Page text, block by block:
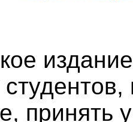
принять